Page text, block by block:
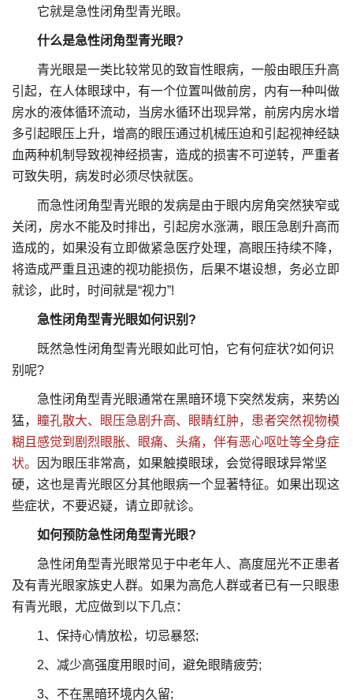
它就是急性闭角型青光眼。
什么是急性闭角型青光眼?
青光眼是一类比较常见的致盲性眼病，一般由眼压升高
引起，在人体眼球中，有一个位置叫做前房，内有一种叫做
房水的液体循环流动，当房水循环出现异常，前房内房水增
多引起眼压上升，增高的眼压通过机械压迫和引起视神经缺
血两种机制导致视神经损害，造成的损害不可逆转，严重者
可致失明，病发时必须尽快就医。
而急性闭角型青光眼的发病是由于眼内房角突然狭窄或
关闭，房水不能及时排出，引起房水涨满，眼压急剧升高而
造成的，如果没有立即做紧急医疗处理，高眼压持续不降，
将造成严重且迅速的视功能损伤，后果不堪设想，务必立即
就诊，此时，时间就是“视力”!
急性闭角型青光眼如何识别?
既然急性闭角型青光眼如此可怕，它有何症状?如何识
别呢?
急性闭角型青光眼通常在黑暗环境下突然发病，来势凶
猛，
瞳孔散大、眼压急剧升高、眼睛红肿，患者突然视物模
糊且感觉到剧烈眼胀、眼痛、头痛，伴有恶心呕吐等全身症
状。
因为眼压非常高，如果触摸眼球，会觉得眼球异常坚
硬，这也是青光眼区分其他眼病一个显著特征。如果出现这
些症状，不要迟疑，请立即就诊。
如何预防急性闭角型青光眼?
急性闭角型青光眼常见于中老年人、高度屈光不正患者
及有青光眼家族史人群。如果为高危人群或者已有一只眼患
有青光眼，尤应做到以下几点：
1、保持心情放松，切忌暴怒;
2、减少高强度用眼时间，避免眼睛疲劳;
3、不在黑暗环境内久留;